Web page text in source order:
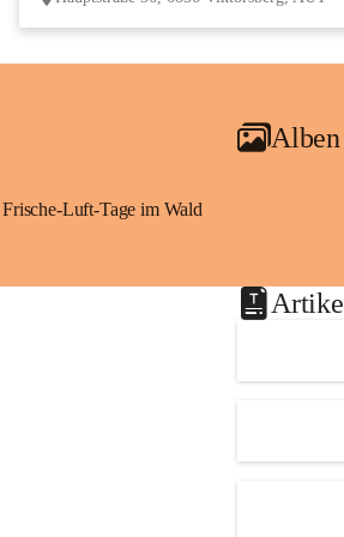
Alben
Frische-Luft-Tage im Wald